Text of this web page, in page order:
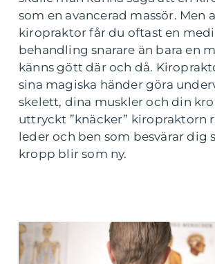
som en avancerad massör. Men
kiropraktor får du oftast en
behandling snarare än bara en
känns gött där och då.
sina magiska händer göra
skelett, dina muskler och din
uttryckt ”knäcker” kiropraktorn
leder och ben som besvärar dig
kropp blir som ny.